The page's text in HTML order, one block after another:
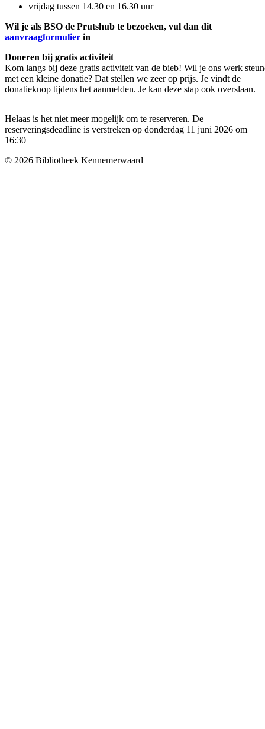
vrijdag tussen 14.30 en 16.30 uur
Wil je als BSO de Prutshub te bezoeken, vul dan dit
aanvraagformulier in
Doneren bij gratis activiteit
Kom langs bij deze gratis activiteit van de bieb! Wil je ons werk
met een kleine donatie? Dat stellen we zeer op prijs. Je vindt de
donatieknop tijdens het aanmelden. Je kan deze stap ook overslaan.
Helaas is het niet meer mogelijk om te reserveren. De
reserveringsdeadline is verstreken op donderdag 11 juni 2026 om
16:30
© 2026 Bibliotheek Kennemerwaard